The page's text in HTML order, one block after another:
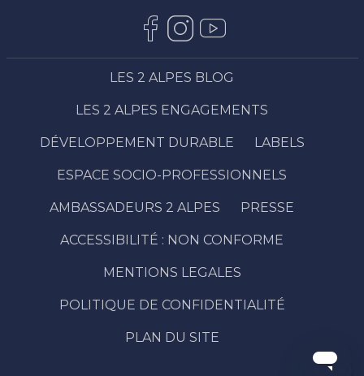
LES 2 ALPES BLOG
LES 2 ALPES ENGAGEMENTS
DÉVELOPPEMENT DURABLE LABELS
ESPACE SOCIO-PROFESSIONNELS
AMBASSADEURS 2 ALPES PRESSE
ACCESSIBILITÉ : NON CONFORME
MENTIONS LEGALES
POLITIQUE DE CONFIDENTIALITÉ
PLAN DU SITE